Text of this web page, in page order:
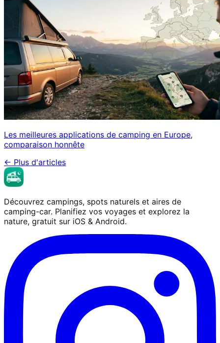
Les meilleures applications de camping en Europe,
comparaison honnête
← Plus d'articles
Découvrez campings, spots naturels et aires de
camping-car. Planifiez vos voyages et explorez la
nature, gratuit sur iOS & Android.